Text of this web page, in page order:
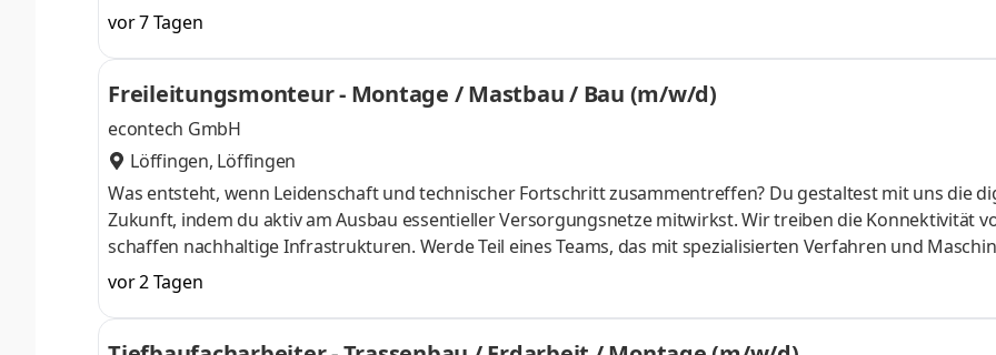
langjähriges Know-how. Aufgaben Sie erarbeiten Hardwarekonzepte in enger Zusammenarbeit mit
Endkund:innen im Hinblick auf die Einhaltung der kundenspezifischen Ausführungsvorschriften sowie der
Normungen wie DIN-Norm und VDE Sie konzipieren das Schaltbuch mit Eplan 5.70 und Eplan P8 Sie
Termin- und Kostenkontrolle sowie die Kalkulation und Angebot
vor 7 Tagen
Freileitungsmonteur - Montage / Mastbau / Bau (m/w/d)
econtech GmbH
Löffingen, Löffingen
Was entsteht, wenn Leidenschaft und technischer Fortschritt zusammentreffen? Du gestaltest mit uns die
Zukunft, indem du aktiv am Ausbau essentieller Versorgungsnetze mitwirkst. Wir treiben die Konnektivität
schaffen nachhaltige Infrastrukturen. Werde Teil eines Teams, das mit spezialisierten Verfahren und
Basis für eine vernetzte Gesellschaft legt und spüre die Bedeutung deiner Arbeit. Aufgaben Du hebst mit
Baumaschinen wie Baggern und Erdraketen Kabelgräben aus und schaffst so die Basis für unsere Netz- und
Infrastrukturprojekte.Anschließend verlegst du fachgerecht die Kabel, sicherst die Leitungswege und stellst
vor 2 Tagen